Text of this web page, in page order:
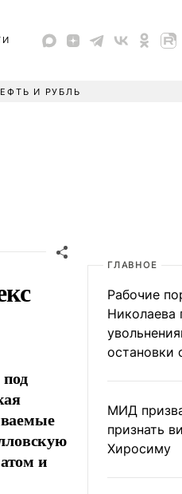
И РУБЛЬ
и
ГЛАВНОЕ
Рабочие
Николаева
остановки
МИД
признать
Хиросиму